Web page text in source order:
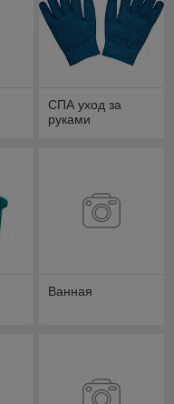
СПА уход за
руками
Ванная